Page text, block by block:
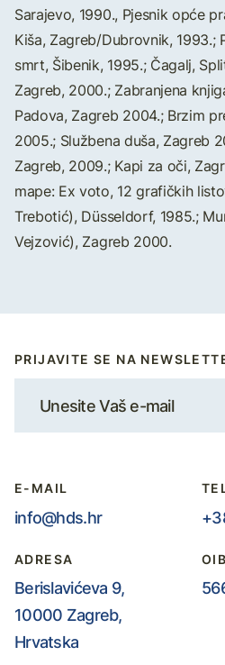
Sarajevo, 1990., Pjesnik opće
Kiša, Zagreb/Dubrovnik, 1993.;
smrt, Šibenik, 1995.; Čagalj,
Zagreb, 2000.; Zabranjena
Padova, Zagreb 2004.; Brzim
2005.; Službena duša, Zagreb
Zagreb, 2009.; Kapi za oči,
mape: Ex voto, 12 grafičkih
Trebotić), Düsseldorf, 1985.;
Vejzović), Zagreb 2000.
PRIJAVITE SE NA
E-MAIL
info@hds.hr
ADRESA
Berislavićeva 9,
10000 Zagreb,
Hrvatska
OIB